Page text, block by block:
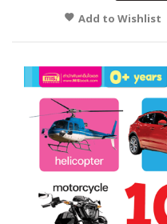
Add to Wishlist